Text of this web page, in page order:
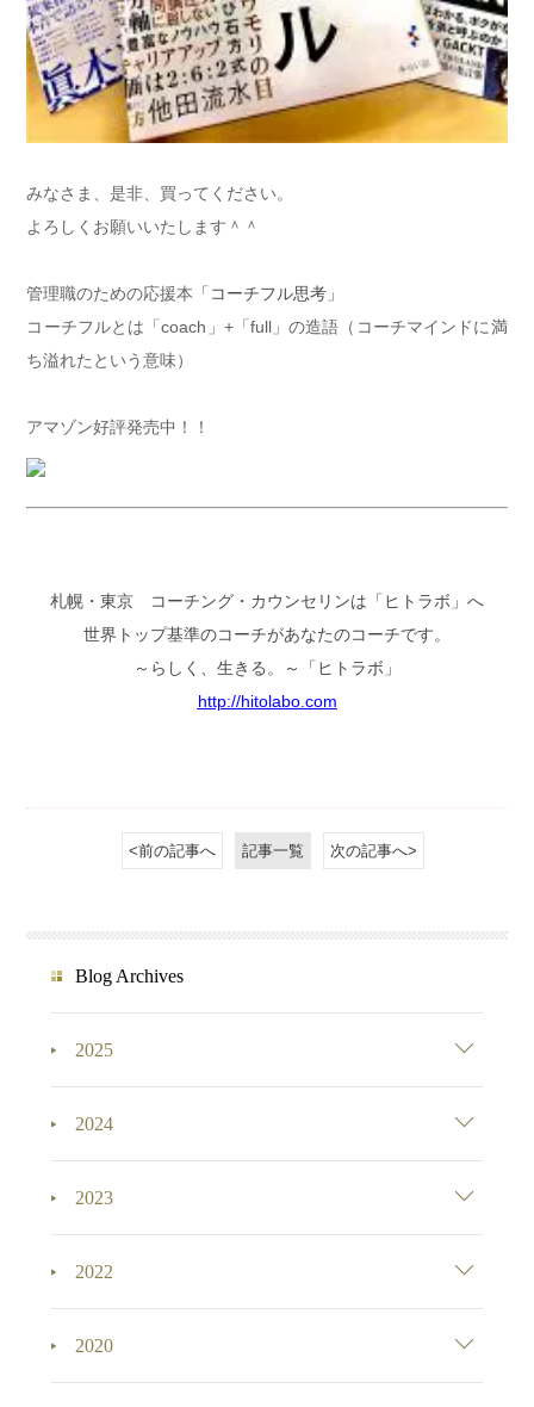
みなさま、是非、買ってください。
よろしくお願いいたします＾＾
管理職のための応援本 「コーチフル思考」
コーチフルとは「coach」+「full」の造語（コーチマインドに満
ち溢れたという意味）
アマゾン好評発売中！！
札幌・東京 コーチング・カウンセリンは「ヒトラボ」へ
世界トップ基準のコーチがあなたのコーチです。
～らしく、生きる。～「ヒトラボ」
http://hitolabo.com
<前の記事へ 記事一覧 次の記事へ>
Blog Archives
2025
2024
2023
2022
2020